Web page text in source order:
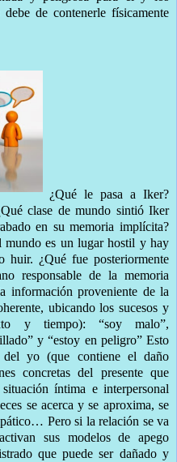
de contenerle físicamente
¿Qué le pasa a Iker?
clase de mundo sintió Iker
en su memoria implícita?
mundo es un lugar hostil y hay
huir. ¿Qué fue posteriormente
responsable de la memoria
información proveniente de la
ubicando los sucesos y
y tiempo): “soy malo”,
y “estoy en peligro” Esto
del yo (que contiene el daño
concretas del presente que
íntima e interpersonal
se acerca y se aproxima, se
Pero si la relación se va
sus modelos de apego
que puede ser dañado y